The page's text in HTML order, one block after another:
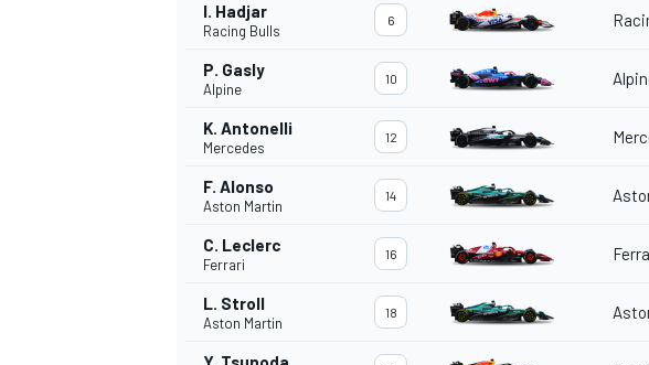
WRC
I. Hadjar
Racing Bulls
6
P. Gasly
Alpine
10
K. Antonelli
Mercedes
12
F. Alonso
Aston Martin
14
C. Leclerc
Ferrari
16
L. Stroll
Aston Martin
18